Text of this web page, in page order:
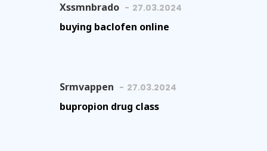
Xssmnbrado 27.03.2024
buying baclofen online
Srmvappen 27.03.2024
bupropion drug class